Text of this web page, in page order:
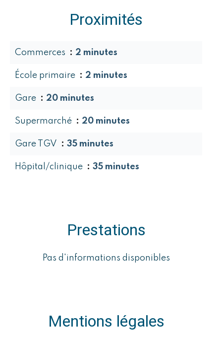
Proximités
Commerces 2 minutes
École primaire 2 minutes
Gare 20 minutes
Supermarché 20 minutes
Gare TGV 35 minutes
Hôpital/clinique 35 minutes
Prestations
Pas d'informations disponibles
Mentions légales